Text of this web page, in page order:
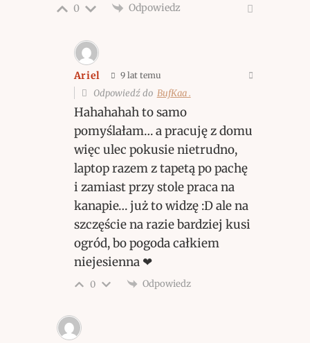
0 Odpowiedz
Ariel 9 lat temu
Odpowiedź do BufKaa .
Hahahahah to samo
pomyślałam… a pracuję z domu
więc ulec pokusie nietrudno,
laptop razem z tapetą po pachę
i zamiast przy stole praca na
kanapie… już to widzę :D ale na
szczęście na razie bardziej kusi
ogród, bo pogoda całkiem
niejesienna ❤
0 Odpowiedz